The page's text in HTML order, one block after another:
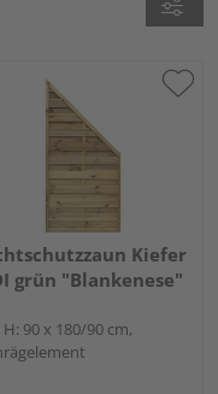
Kiefer
grün "Blankenese"
H: 90 x 180/90 cm,